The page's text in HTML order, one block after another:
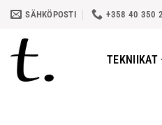
Skip
content
SÄHKÖPOSTI +358 40 350
TEKNIIKAT